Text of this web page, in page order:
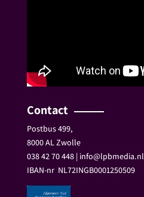
Contact
Postbus 499,
8000 AL Zwolle
038 42 70 448 | info@lpbmedia.nl
IBAN-nr NL72INGB0001250509